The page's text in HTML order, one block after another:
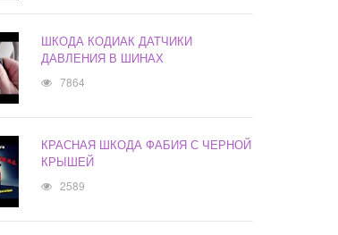
ШКОДА КОДИАК ДАТЧИКИ
ДАВЛЕНИЯ В ШИНАХ
7864
КРАСНАЯ ШКОДА ФАБИЯ С ЧЕРНОЙ
КРЫШЕЙ
2589